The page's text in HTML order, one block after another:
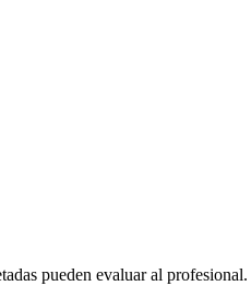
pueden evaluar al profesional.